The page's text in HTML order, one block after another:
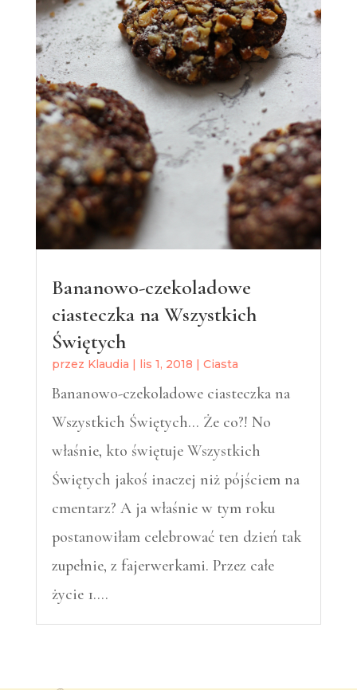
Bananowo-czekoladowe
ciasteczka na Wszystkich
Świętych
przez Klaudia | lis 1, 2018 | Ciasta
Bananowo-czekoladowe ciasteczka na
Wszystkich Świętych… Że co?! No
właśnie, kto świętuje Wszystkich
Świętych jakoś inaczej niż pójściem na
cmentarz? A ja właśnie w tym roku
postanowiłam celebrować ten dzień tak
zupełnie, z fajerwerkami. Przez całe
życie 1….